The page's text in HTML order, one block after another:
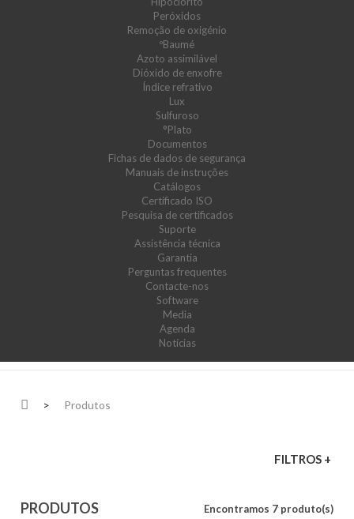
Peróxidos
Remoção de oxigénio
ºBaumé
Azoto assimilável
Dióxido de enxofre
Índice refrativo
Lux
Sulfuroso
°Plato
Documentos
Fichas de dados de segurança
Manuais de instruções
Catálogos
Certificado ISO
Pesquisa de certificados
Suporte
Assistência técnica
Garantia
Perguntas frequentes
Contacte-nos
Software
Media
Agenda
Notícias
> Produtos
FILTROS +
PRODUTOS Encontramos 7 produto(s)